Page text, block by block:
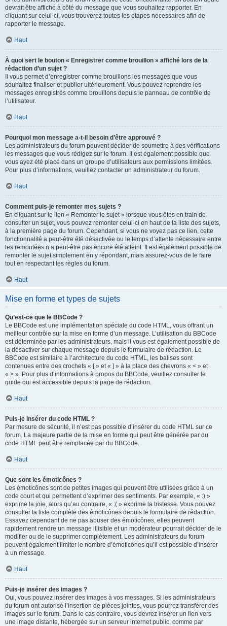
devrait être affiché à côté du message que vous souhaitez rapporter. En
cliquant sur celui-ci, vous trouverez toutes les étapes nécessaires afin de
rapporter le message.
Haut
À quoi sert le bouton « Enregistrer comme brouillon » affiché lors de la
rédaction d’un sujet ?
Il vous permet d’enregistrer comme brouillons les messages que vous
souhaitez finaliser et publier ultérieurement. Vous pouvez reprendre les
messages enregistrés comme brouillons depuis le panneau de contrôle de
l’utilisateur.
Haut
Pourquoi mon message a-t-il besoin d’être approuvé ?
Les administrateurs du forum peuvent décider de soumettre à des vérifications
les messages que vous rédigez sur le forum. Il est également possible que
vous ayez été placé dans un groupe d’utilisateurs aux permissions limitées.
Pour plus d’informations, veuillez contacter un administrateur du forum.
Haut
Comment puis-je remonter mes sujets ?
En cliquant sur le lien « Remonter le sujet » lorsque vous êtes en train de
consulter un sujet, vous pouvez remonter celui-ci en haut de la liste des sujets,
à la première page du forum. Cependant, si vous ne voyez pas ce lien, cette
fonctionnalité a peut-être été désactivée ou le temps d’attente nécessaire entre
les remontées n’a peut-être pas encore été atteint. Il est également possible de
remonter le sujet simplement en y répondant, mais assurez-vous de le faire
tout en respectant les règles du forum.
Haut
Mise en forme et types de sujets
Qu’est-ce que le BBCode ?
Le BBCode est une implémentation spéciale du code HTML, vous offrant un
meilleur contrôle sur la mise en forme d’un message. L’utilisation du BBCode
est déterminée par les administrateurs, mais il vous est également possible de
la désactiver sur chaque message depuis le formulaire de rédaction. Le
BBCode est similaire à l’architecture du code HTML, les balises sont
contenues entre des crochets « [ » et « ] » à la place des chevrons « < » et
« > ». Pour plus d’informations à propos du BBCode, veuillez consulter le
guide qui est accessible depuis la page de rédaction.
Haut
Puis-je insérer du code HTML ?
Par mesure de sécurité, il n’est pas possible d’insérer du code HTML sur ce
forum. La majeure partie de la mise en forme qui peut être générée par du
code HTML peut être remplacée par du BBCode.
Haut
Que sont les émoticônes ?
Les émoticônes sont de petites images qui peuvent être utilisées grâce à un
code court et qui permettent d’exprimer des sentiments. Par exemple, « :) »
exprime la joie, alors qu’au contraire, « :( » exprime la tristesse. Vous pouvez
consulter la liste complète des émoticônes depuis le formulaire de rédaction.
Essayez cependant de ne pas abuser des émoticônes, elles peuvent
rapidement rendre un message illisible et un modérateur pourrait décider de le
modifier ou de le supprimer complètement. Les administrateurs du forum
peuvent également limiter le nombre d’émoticônes qu’il est possible d’insérer
à un message.
Haut
Puis-je insérer des images ?
Oui, vous pouvez insérer des images à vos messages. Si les administrateurs
du forum ont autorisé l’insertion de pièces jointes, vous pourrez transférer des
images sur le forum. Dans le cas contraire, vous devrez insérer un lien vers
une image distante, hébergée sur un serveur internet public, comme par